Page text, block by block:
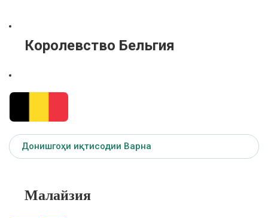
Королевство Бельгия
Донишгоҳи иқтисодии Варна
Малайзия